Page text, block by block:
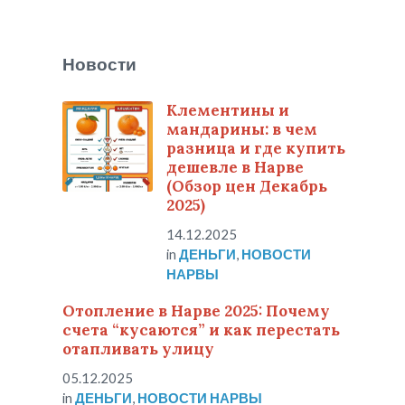
Новости
Клементины и
мандарины: в чем
разница и где купить
дешевле в Нарве
(Обзор цен Декабрь
2025)
14.12.2025
inДЕНЬГИ, НОВОСТИ
НАРВЫ
Отопление в Нарве 2025: Почему
счета “кусаются” и как перестать
отапливать улицу
05.12.2025
inДЕНЬГИ, НОВОСТИ НАРВЫ